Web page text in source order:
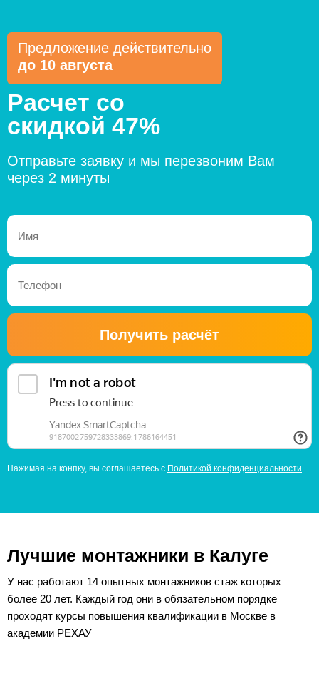
Предложение действительно
до 10 августа
Расчет со
скидкой 47%
Отправьте заявку и мы перезвоним Вам
через 2 минуты
Получить расчёт
Нажимая на конпку, вы соглашаетесь с Политикой конфиденциальности
Лучшие монтажники в Калуге
У нас работают 14 опытных монтажников стаж которых
более 20 лет. Каждый год они в обязательном порядке
проходят курсы повышения квалификации в Москве в
академии РЕХАУ